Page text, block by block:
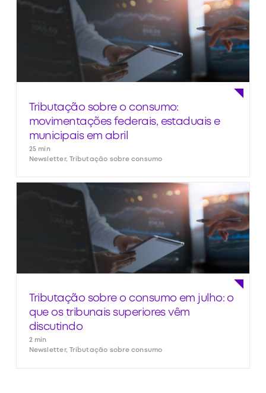
Tributação sobre o consumo:
movimentações federais, estaduais e
municipais em abril
25 min
Newsletter, Tributação sobre consumo
Tributação sobre o consumo em julho: o
que os tribunais superiores vêm
discutindo
2 min
Newsletter, Tributação sobre consumo